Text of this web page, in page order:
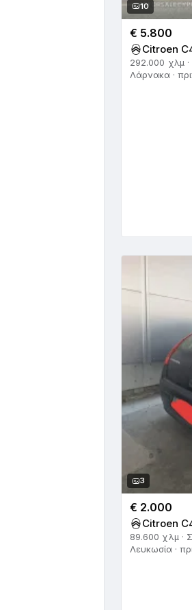
10
€ 5.800
Citroen
292.000 χλμ ·
Λάρνακα ·
3
€ 2.000
Citroen
89.600 χλμ ·
Λευκωσία ·